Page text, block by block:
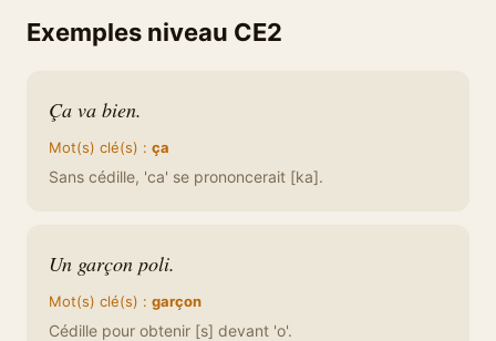
Exemples niveau CE2
Ça va bien.
Mot(s) clé(s) : ça
Sans cédille, 'ca' se prononcerait [ka].
Un garçon poli.
Mot(s) clé(s) : garçon
Cédille pour obtenir [s] devant 'o'.